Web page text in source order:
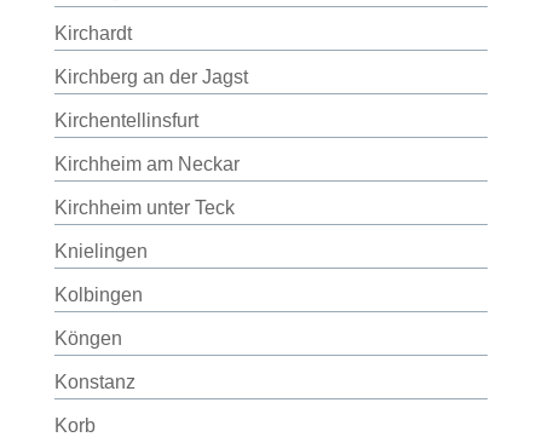
Kirchardt
Kirchberg an der Jagst
Kirchentellinsfurt
Kirchheim am Neckar
Kirchheim unter Teck
Knielingen
Kolbingen
Köngen
Konstanz
Korb